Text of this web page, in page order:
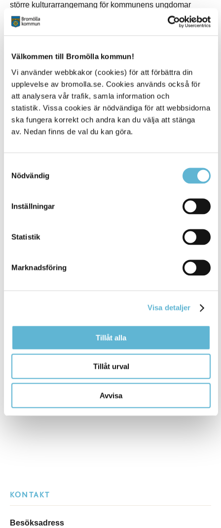
Välkommen till Bromölla kommun!
Vi använder webbkakor (cookies) för att förbättra din
upplevelse av bromolla.se. Cookies används också för
att analysera vår trafik, samla information och
statistik. Vissa cookies är nödvändiga för att webbsidorna
ska fungera korrekt och andra kan du välja att stänga
av. Nedan finns de val du kan göra.
Nödvändig
Inställningar
Statistik
Marknadsföring
Visa detaljer
Tillåt alla
Tillåt urval
Avvisa
större kulturarrangemang för kommunens ungdomar
arrangeras.
samarbetar Bromölla kultur med skolan. Bromölla
kommun har en kulturgaranti, vilket innebär att alla barn
och unga i förskola och skola erbjuds
minst en kulturupplevelse
man fyller fem år.
Kulturslanten och kulturstipendiet
Är du mellan 16-25 år och vill arrangera egna
kulturstipendium sökas av kulturutövande ungdomar i
kommunen.
Tomas Olsson
tomas.olsson@bromolla.se
kulturpunkten@bromolla.se
KONTAKT
Besöksadress